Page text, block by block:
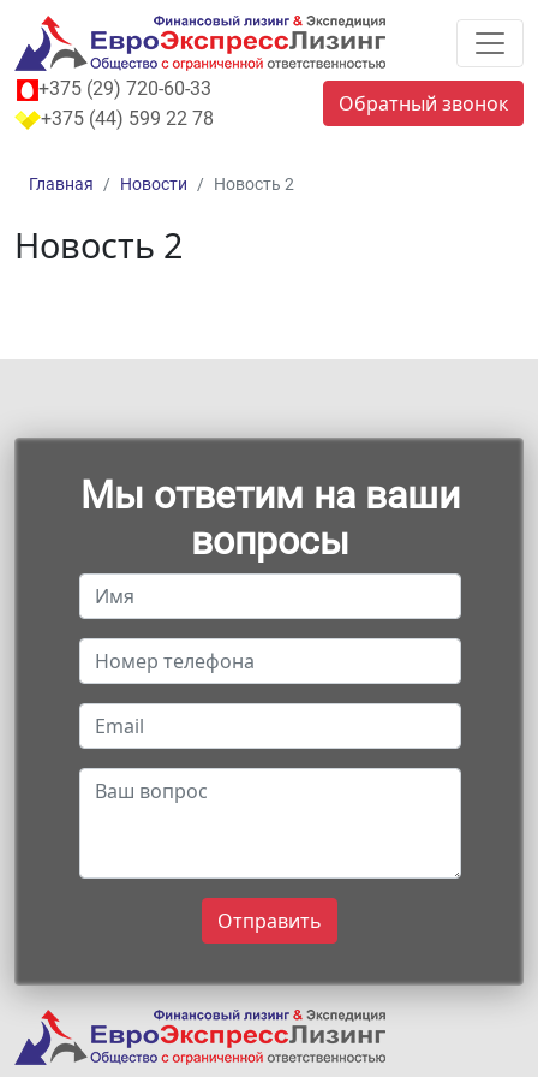
+375 (29) 720-60-33
+375 (44) 599 22 78
Обратный звонок
Главная Новости Новость 2
Новость 2
Мы ответим на ваши
вопросы
Отправить